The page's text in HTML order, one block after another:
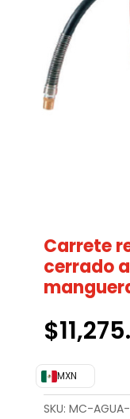
Carrete
cerrado
$
MXN
SKU: MC-